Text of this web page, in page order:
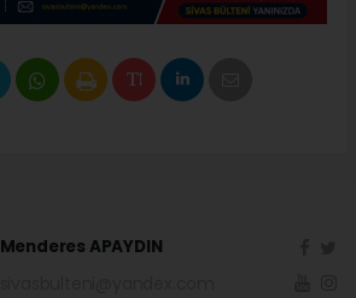
Menderes APAYDIN